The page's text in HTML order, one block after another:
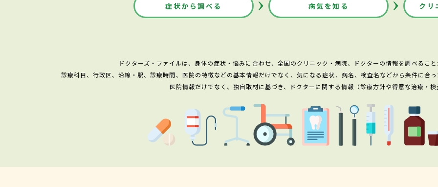
症状から調べる 病気を知る クリ
ドクターズ・ファイルは、身体の症状・悩みに合わせ、全国のクリニック・病院、ドクターの情報を調べるこ
診療科目、行政区、沿線・駅、診療時間、医院の特徴などの基本情報だけでなく、気になる症状、病名、検査名などから条件に合
医院情報だけでなく、独自取材に基づき、ドクターに関する情報（診療方針や得意な治療・